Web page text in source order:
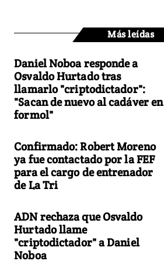
Más leídas
Daniel Noboa responde a
Osvaldo Hurtado tras
llamarlo "criptodictador":
"Sacan de nuevo al cadáver en
formol"
Confirmado: Robert Moreno
ya fue contactado por la FEF
para el cargo de entrenador
de La Tri
ADN rechaza que Osvaldo
Hurtado llame
"criptodictador" a Daniel
Noboa